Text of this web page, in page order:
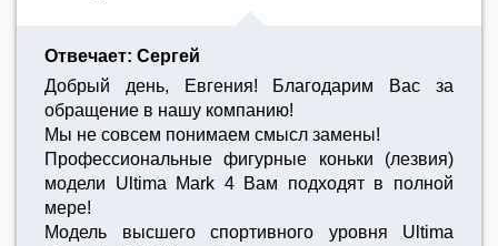
Отвечает: Сергей
Добрый день, Евгения! Благодарим Вас за
обращение в нашу компанию!
Мы не совсем понимаем смысл замены!
Профессиональные фигурные коньки (лезвия)
модели Ultima Mark 4 Вам подходят в полной
мере!
Модель высшего спортивного уровня Ultima